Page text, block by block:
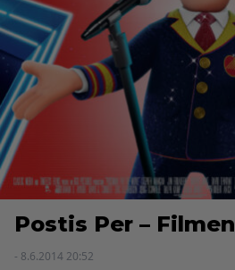
Postis Per – Filmen
- 8.6.2014 20:52